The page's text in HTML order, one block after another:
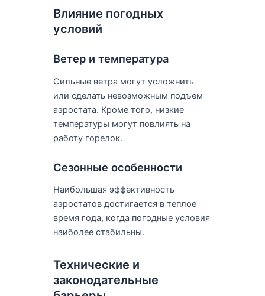
Влияние погодных
условий
Ветер и температура
Сильные ветра могут усложнить
или сделать невозможным подъем
аэростата. Кроме того, низкие
температуры могут повлиять на
работу горелок.
Сезонные особенности
Наибольшая эффективность
аэростатов достигается в теплое
время года, когда погодные условия
наиболее стабильны.
Технические и
законодательные